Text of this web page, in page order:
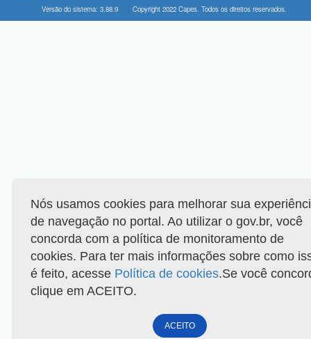
Versão do sistema: 3.88.9 Copyright 2022 Capes. Todos os direitos reservados.
Nós usamos cookies para melhorar sua
de navegação no portal. Ao utilizar o gov.br, você
concorda com a política de monitoramento de
cookies. Para ter mais informações sobre como
é feito, acesse Política de cookies.Se você
clique em ACEITO.
ACEITO